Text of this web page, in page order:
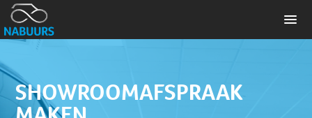
SHOWROOMAFSPRAAK